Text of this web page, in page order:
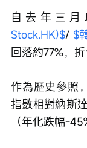
自去年三
Stock.HK)$/ $
回落約77%，
作為歷史參照
指數相對納斯
（年化跌幅-